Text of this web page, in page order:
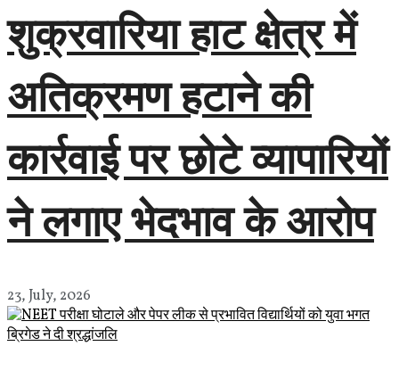
शुक्रवारिया हाट क्षेत्र में
अतिक्रमण हटाने की
कार्रवाई पर छोटे व्यापारियों
ने लगाए भेदभाव के आरोप
23, July, 2026